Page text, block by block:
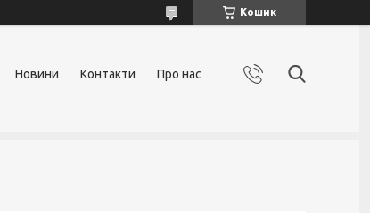
Кошик
Новини Контакти Про нас